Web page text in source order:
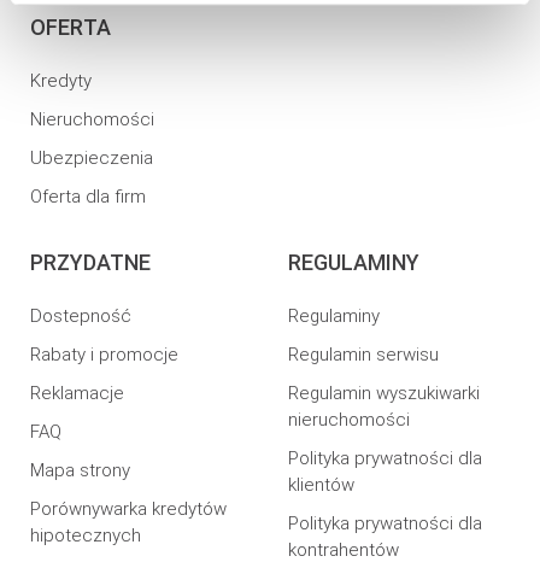
OFERTA
Kredyty
Nieruchomości
Ubezpieczenia
Oferta dla firm
PRZYDATNE
Dostepność
Rabaty i promocje
Reklamacje
FAQ
Mapa strony
Porównywarka kredytów
hipotecznych
REGULAMINY
Regulaminy
Regulamin serwisu
Regulamin wyszukiwarki
nieruchomości
Polityka prywatności dla
klientów
Polityka prywatności dla
kontrahentów